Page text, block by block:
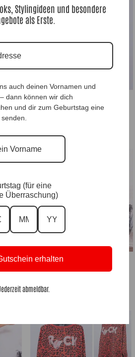
48|,
DesignSweater Leo |Gr. UNI 36-46|, Anr.:
3758
36-46|,
DesignMantel Lady Leo |Gr. UNI 38-42|,
Anr.: 3191
Stylingideen und besondere
als Erste.
auch deinen Vornamen und
dann können wir dich
und dir zum Geburtstag eine
(für eine
Überraschung)
erhalten
abmeldbar.